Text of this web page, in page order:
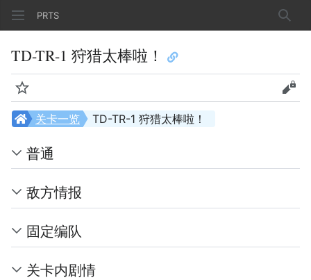
PRTS 搜索
TD-TR-1 狩猎太棒啦！
监视 查看
TD-TR-1 狩猎太棒啦！
关卡一览
普通
敌方情报
固定编队
关卡内剧情